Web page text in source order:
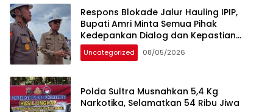
Respons Blokade Jalur Hauling IPIP,
Bupati Amri Minta Semua Pihak
Kedepankan Dialog dan Kepastian
Hukum
Uncategorized 08/05/2026
Polda Sultra Musnahkan 5,4 Kg
Narkotika, Selamatkan 54 Ribu Jiwa